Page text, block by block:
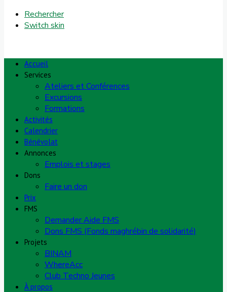
Rechercher
Switch skin
Accueil
Services
Ateliers et Conférences
Excursions
Formations
Activités
Calendrier
Bénévolat
Annonces
Emplois et stages
Dons
Faire un don
Prix
FMS
Demander Aide FMS
Dons FMS (Fonds maghrébin de solidarité)
Projets
BINAM
WhereAcc
Club Techno Jeunes
À propos